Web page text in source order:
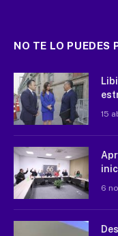
NO TE LO PUEDES
15
6